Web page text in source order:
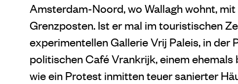
Amsterdam-Noord, wo Wallagh wohnt,
Grenzposten. Ist er mal im touristischen
experimentellen Gallerie Vrij Paleis, in der
politischen Café Vrankrijk, einem
wie ein Protest inmitten teuer sanierter